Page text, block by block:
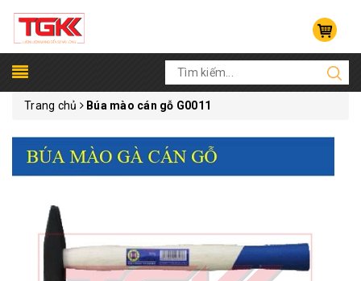
Trang chủ Búa mào cán gỗ G0011